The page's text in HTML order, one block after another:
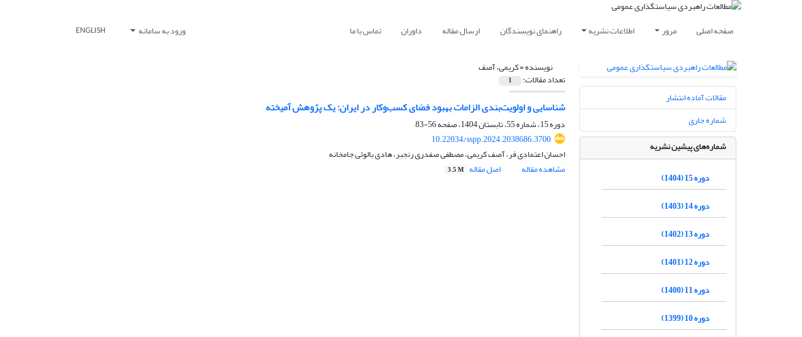
صفحه اصلی مرور اطلاعات نشریه راهنمای نویسندگان ارسال مقاله داوران تماس با ما ورود به سامانه ENGLISH
نویسنده =کریمی، آصف
تعداد مقالات: 1
شناسایی و اولویت‌بندی الزامات بهبود فضای کسب‌و‌کار در ایران: یک پژوهش آمیخته
دوره 15، شماره 55، تابستان 1404، صفحه
56-83
10.22034/sspp.2024.2038686.3700
احسان اعتمادی فر، آصف کریمی، مصطفی صفدری رنجبر، هادی بالوئی جامخانه
مشاهده مقاله
اصل مقاله 3.5 M
مقالات آماده انتشار
شماره جاری
شماره‌های پیشین نشریه
دوره 15 (1404)
دوره 14 (1403)
دوره 13 (1402)
دوره 12 (1401)
دوره 11 (1400)
دوره 10 (1399)